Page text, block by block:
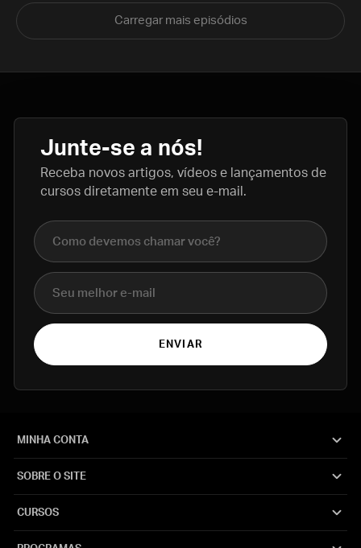
Carregar mais episódios
Junte-se a nós!
Receba novos artigos, vídeos e lançamentos de
cursos diretamente em seu e-mail.
Nome completo
E-mail
ENVIAR
MINHA CONTA
SOBRE O SITE
CURSOS